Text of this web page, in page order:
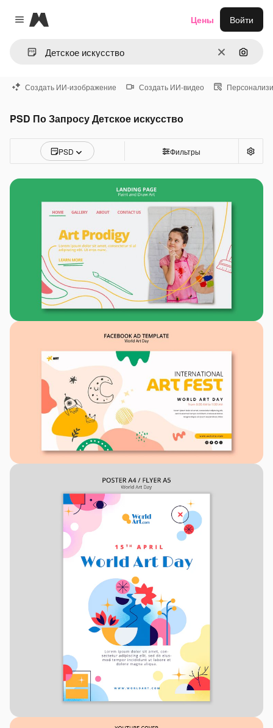
Close menu
Magnific
ОчиститьПоиск
Цены Войти
Создать ИИ-изображение Создать ИИ-видео
PSD По Запросу Детское искусство
PSD Фильтры